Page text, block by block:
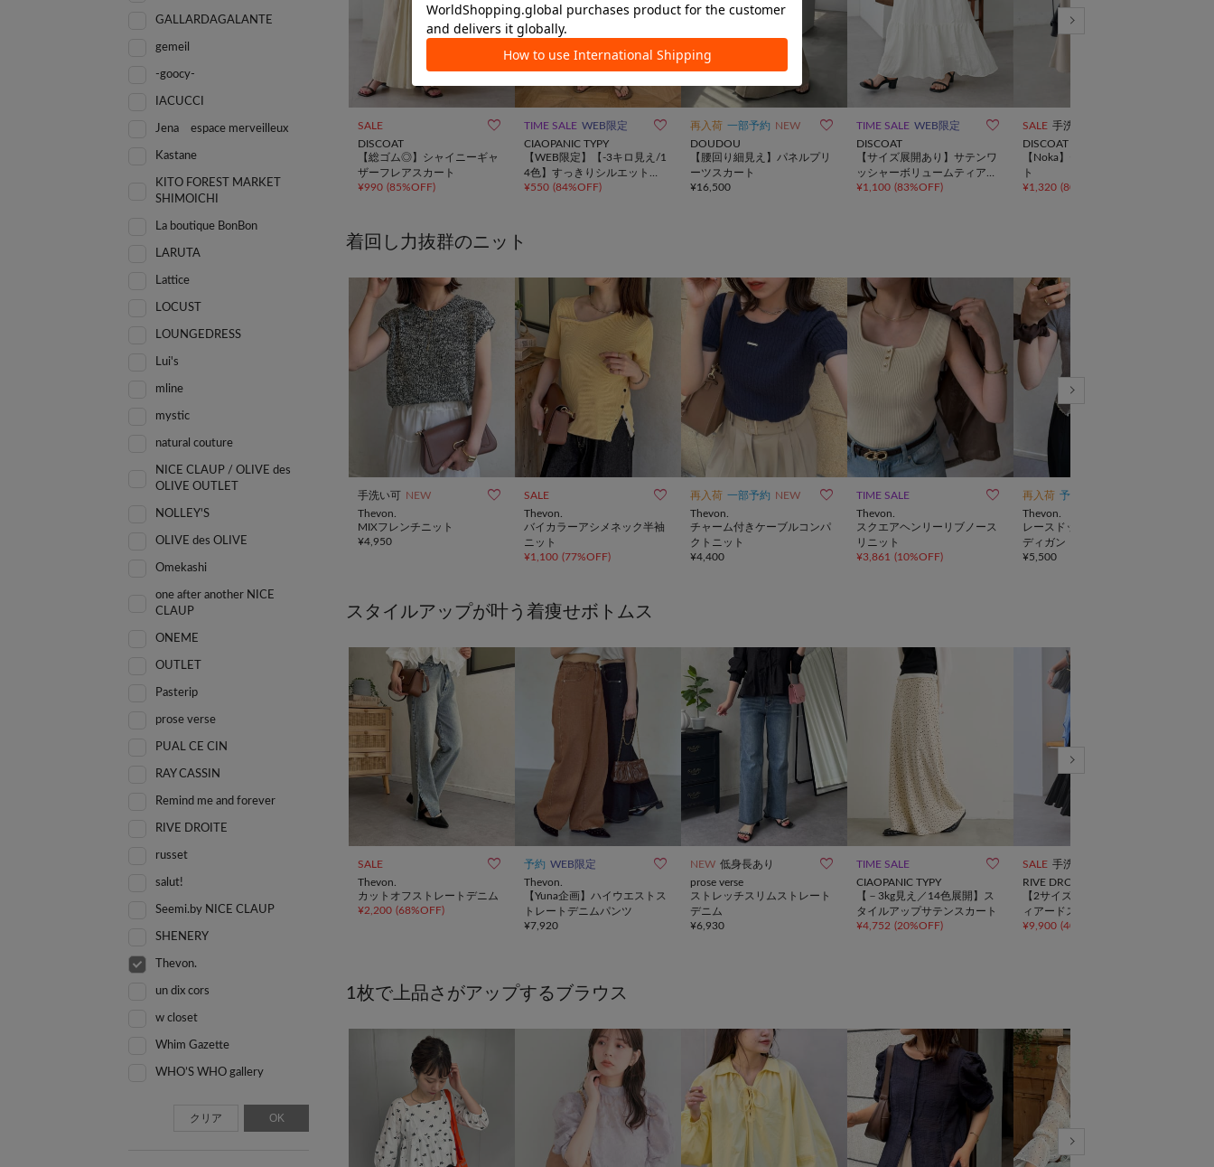
SALE 
DISCOAT
【総ゴム◎】シャイニーギャ
ザーフレアスカート
¥990 (85%OFF)
TIME SALE WEB限定 
CIAOPANIC TYPY
【WEB限定】【-3キロ見え/1
4色】すっきりシルエットリ
ブスカート
¥550 (84%OFF)
再入荷 一部予約 NEW 
DOUDOU
【腰回り細見え】パネルプリ
ーツスカート
¥16,500
TIME SALE WEB限定 
DISCOAT
【サイズ展開あり】サテンワ
ッシャーボリュームティアー
ドスカート《WEB限定》
¥1,100 (83%OFF)
SALE 手洗い可
DISCOAT
【Noka】セミフレアスカー
ト
¥1,320 (80%OFF
着回し力抜群のニット
手洗い可 NEW 
Thevon.
MIXフレンチニット
¥4,950
SALE 
Thevon.
バイカラーアシメネック半袖
ニット
¥1,100 (77%OFF)
再入荷 一部予約 NEW 
Thevon.
チャーム付きケーブルコンパ
クトニット
¥4,400
TIME SALE 
Thevon.
スクエアヘンリーリブノース
リニット
¥3,861 (10%OFF)
再入荷 予約
Thevon.
レースドッキングニットカー
ディガン
¥5,500
スタイルアップが叶う着痩せボトムス
SALE 
Thevon.
カットオフストレートデニム
¥2,200 (68%OFF)
予約 WEB限定 
Thevon.
【Yuna企画】ハイウエストス
トレートデニムパンツ
¥7,920
NEW 低身長あり 
prose verse
ストレッチスリムストレート
デニム
¥6,930
TIME SALE 
CIAOPANIC TYPY
【－3kg見え／14色展開】ス
タイルアップサテンスカート
¥4,752 (20%OFF)
SALE 手洗い可
RIVE DROITE
【2サイズ展開】カッセンテ
ィアードスカート
¥9,900 (40%OFF
1枚で上品さがアップするブラウス
GALLARDAGALANTE
gemeil
-goocy-
IACUCCI
Jena espace merveilleux
Kastane
KITO FOREST MARKET
SHIMOICHI
La boutique BonBon
LARUTA
Lattice
LOCUST
LOUNGEDRESS
Lui's
mline
mystic
natural couture
NICE CLAUP / OLIVE des
OLIVE OUTLET
NOLLEY'S
OLIVE des OLIVE
Omekashi
one after another NICE
CLAUP
ONEME
OUTLET
Pasterip
prose verse
PUAL CE CIN
RAY CASSIN
Remind me and forever
RIVE DROITE
russet
salut!
Seemi.by NICE CLAUP
SHENERY
Thevon.
un dix cors
w closet
Whim Gazette
WHO’S WHO gallery
クリア OK